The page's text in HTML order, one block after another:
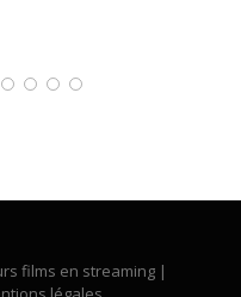
films en streaming |